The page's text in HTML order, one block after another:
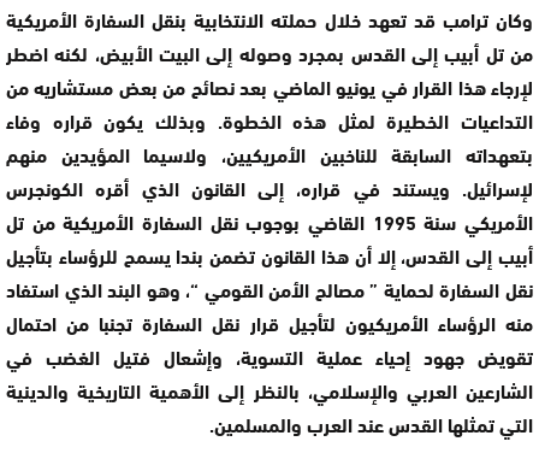
وكان ترامب قد تعهد خلال حملته الانتخابية بنقل السفارة الأمريكية
من تل أبيب إلى القدس بمجرد وصوله إلى البيت الأبيض، لكنه اضطر
لإرجاء هذا القرار في يونيو الماضي بعد نصائح من بعض مستشاريه من
التداعيات الخطيرة لمثل هذه الخطوة. وبذلك يكون قراره وفاء
بتعهداته السابقة للناخبين الأمريكيين، ولاسيما المؤيدين منهم
لإسرائيل. ويستند في قراره، إلى القانون الذي أقره الكونجرس
الأمريكي سنة 1995 القاضي بوجوب نقل السفارة الأمريكية من تل
أبيب إلى القدس، إلا أن هذا القانون تضمن بندا يسمح للرؤساء بتأجيل
نقل السفارة لحماية ” مصالح الأمن القومي “، وهو البند الذي استفاد
منه الرؤساء الأمريكيون لتأجيل قرار نقل السفارة تجنبا من احتمال
تقويض جهود إحياء عملية التسوية، وإشعال فتيل الغضب في
الشارعين العربي والإسلامي، بالنظر إلى الأهمية التاريخية والدينية
التي تمثلها القدس عند العرب والمسلمين.